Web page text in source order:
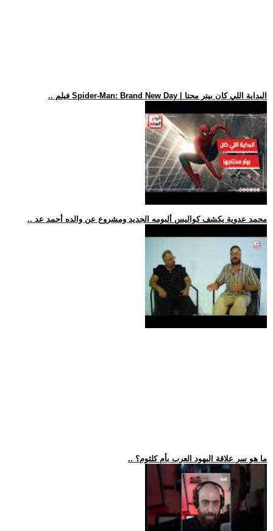
.. فيلم Spider-Man: Brand New Day | البداية اللي كان بيتر محتا
.. محمد عدوية يكشف كواليس ألبومه الجديد ومشروع عن والده أحمد عد
.. ما هو سر علاقة اليهود العرب بأم كلثوم؟